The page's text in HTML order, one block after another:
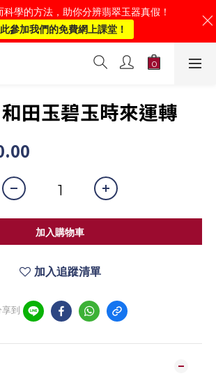
田玉碧玉時來運轉
加入購物車
加入追蹤清單
享到
學的方法，助你分辨翡翠玉器真假！
參加我們的免費網上課堂！